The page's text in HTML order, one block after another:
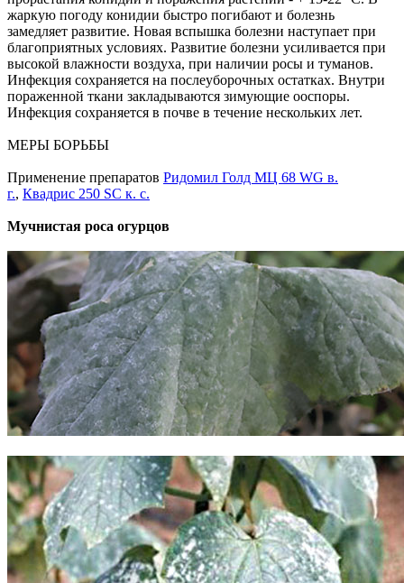
жаркую погоду конидии быстро погибают и болезнь
замедляет развитие. Новая вспышка болезни наступает при
благоприятных условиях. Развитие болезни усиливается при
высокой влажности воздуха, при наличии росы и туманов.
Инфекция сохраняется на послеуборочных остатках. Внутри
пораженной ткани закладываются зимующие ооспоры.
Инфекция сохраняется в почве в течение нескольких лет.
МЕРЫ БОРЬБЫ
Применение препаратов Ридомил Голд МЦ 68 WG в.
г., Квадрис 250 SC к. с.
Мучнистая роса огурцов